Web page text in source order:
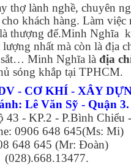
thợ lành nghề, chuyên
khách hàng. Làm việc
thượng đế.Minh Nghĩa
lượng nhất mà còn là địa
sắt… Minh Nghĩa là địa
sóng khắp tại TPHCM.
- CƠ KHÍ - XÂY
Lê Văn Sỹ - Quận 3.
- KP.2 - P.Bình Chiểu
0906 648 645(Ms: Mi)
648 645 (Mr: Đoàn)
(028).668.13477.